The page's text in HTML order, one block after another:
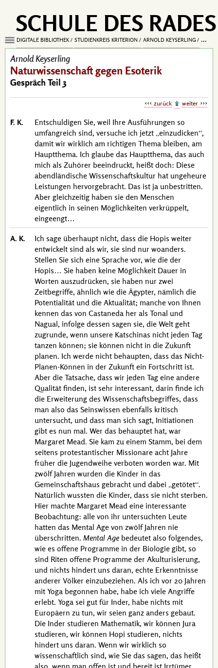
SCHULE DES RADES
DIGITALE BIBLIOTHEK STUDIENKREIS KRITERION ARNOLD KEYSERLING
Arnold Keyserling
Naturwissenschaft gegen Esoterik
Gespräch Teil 3
zurück weiter
F. K.
Entschuldigen Sie, weil Ihre Ausführungen so
umfangreich sind, versuche ich jetzt einzudicken ,
damit wir wirklich am richtigen Thema bleiben, am
Hauptthema. Ich glaube das Hauptthema, das auch
mich als Zuhörer beeindruckt, heißt doch: Diese
abendländische Wissenschaftskultur hat ungeheure
Leistungen hervorgebracht. Das ist ja unbestritten.
Aber gleichzeitig haben sie den Menschen
eigentlich in seinen Möglichkeiten verkrüppelt,
eingeengt…
A. K.
Ich sage überhaupt nicht, dass die Hopis weiter
entwickelt sind als wir, sie sind nur woanders.
Stellen Sie sich eine Sprache vor, wie die der
Hopis… Sie haben keine Möglichkeit Dauer in
Worten auszudrücken, sie haben nur zwei
Zeitbegriffe, ähnlich wie die Ägypter, nämlich die
Potentialität und die Aktualität; manche von Ihnen
kennen das von Castaneda her als Tonal und
Nagual, infolge dessen sagen sie, die Welt geht
zugrunde, wenn unsere Katschinas nicht jeden Tag
tanzen können; sie können nicht in die Zukunft
planen. Ich werde nicht behaupten, dass das Nicht-
Planen-Können in der Zukunft ein Fortschritt ist.
Aber die Tatsache, dass wir jeden Tag eine andere
Qualität finden, ist sehr interessant, darin finde ich
die Erweiterung des Wissenschaftsbegriffes, dass
man also das Seinswissen ebenfalls kritisch
untersucht, und dass man sich sagt, Initiationen
gibt es nun mal. Wer das behauptet hat, war
Margaret Mead. Sie kam zu einem Stamm, bei dem
seitens protestantischer Missionare acht Jahre
früher die Jugendweihe verboten worden war. Mit
zwölf Jahren wurden die Kinder in das
Gemeinschaftshaus gebracht und dabei getötet .
Natürlich wussten die Kinder, dass sie nicht sterben.
Hier machte Margaret Mead eine interessante
Beobachtung: alle von ihr untersuchten Leute
hatten das Mental Age von zwölf Jahren nie
überschritten. Mental Age bedeutet also folgendes,
wie es offene Programme in der Biologie gibt, so
sind Riten offene Programme der Akulturisierung,
und nichts hindert uns daran, echte Erkenntnisse
anderer Völker einzubeziehen. Als ich vor 20 Jahren
mit Yoga begonnen habe, habe ich viele Angriffe
erlebt. Yoga sei gut für Inder, habe nichts mit
Europäern zu tun, wir seien ganz anders gebaut.
Die Inder studieren Mathematik, wir können Jura
studieren, wir können Hopi studieren, nichts
hindert uns daran. Wenn wir wirklich so
wissenschaftlich sind, wie Sie das sagen, das heißt
also, wenn man offen ist und bereit ist Irrtümer